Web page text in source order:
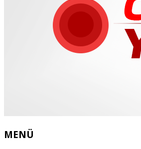
MENÜ